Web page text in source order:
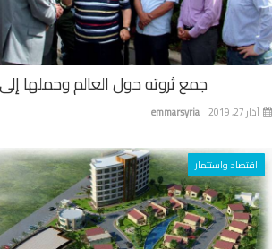
جمع ثروته حول العالم وحملها
emmarsyria آذار 27, 2019
اقتصاد واستثمار